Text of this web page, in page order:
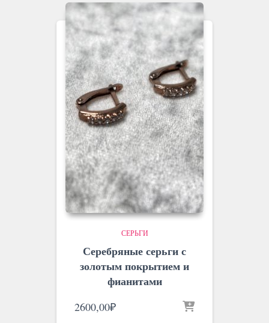
СЕРЬГИ
Серебряные серьги с
золотым покрытием и
фианитами
2600,00₽